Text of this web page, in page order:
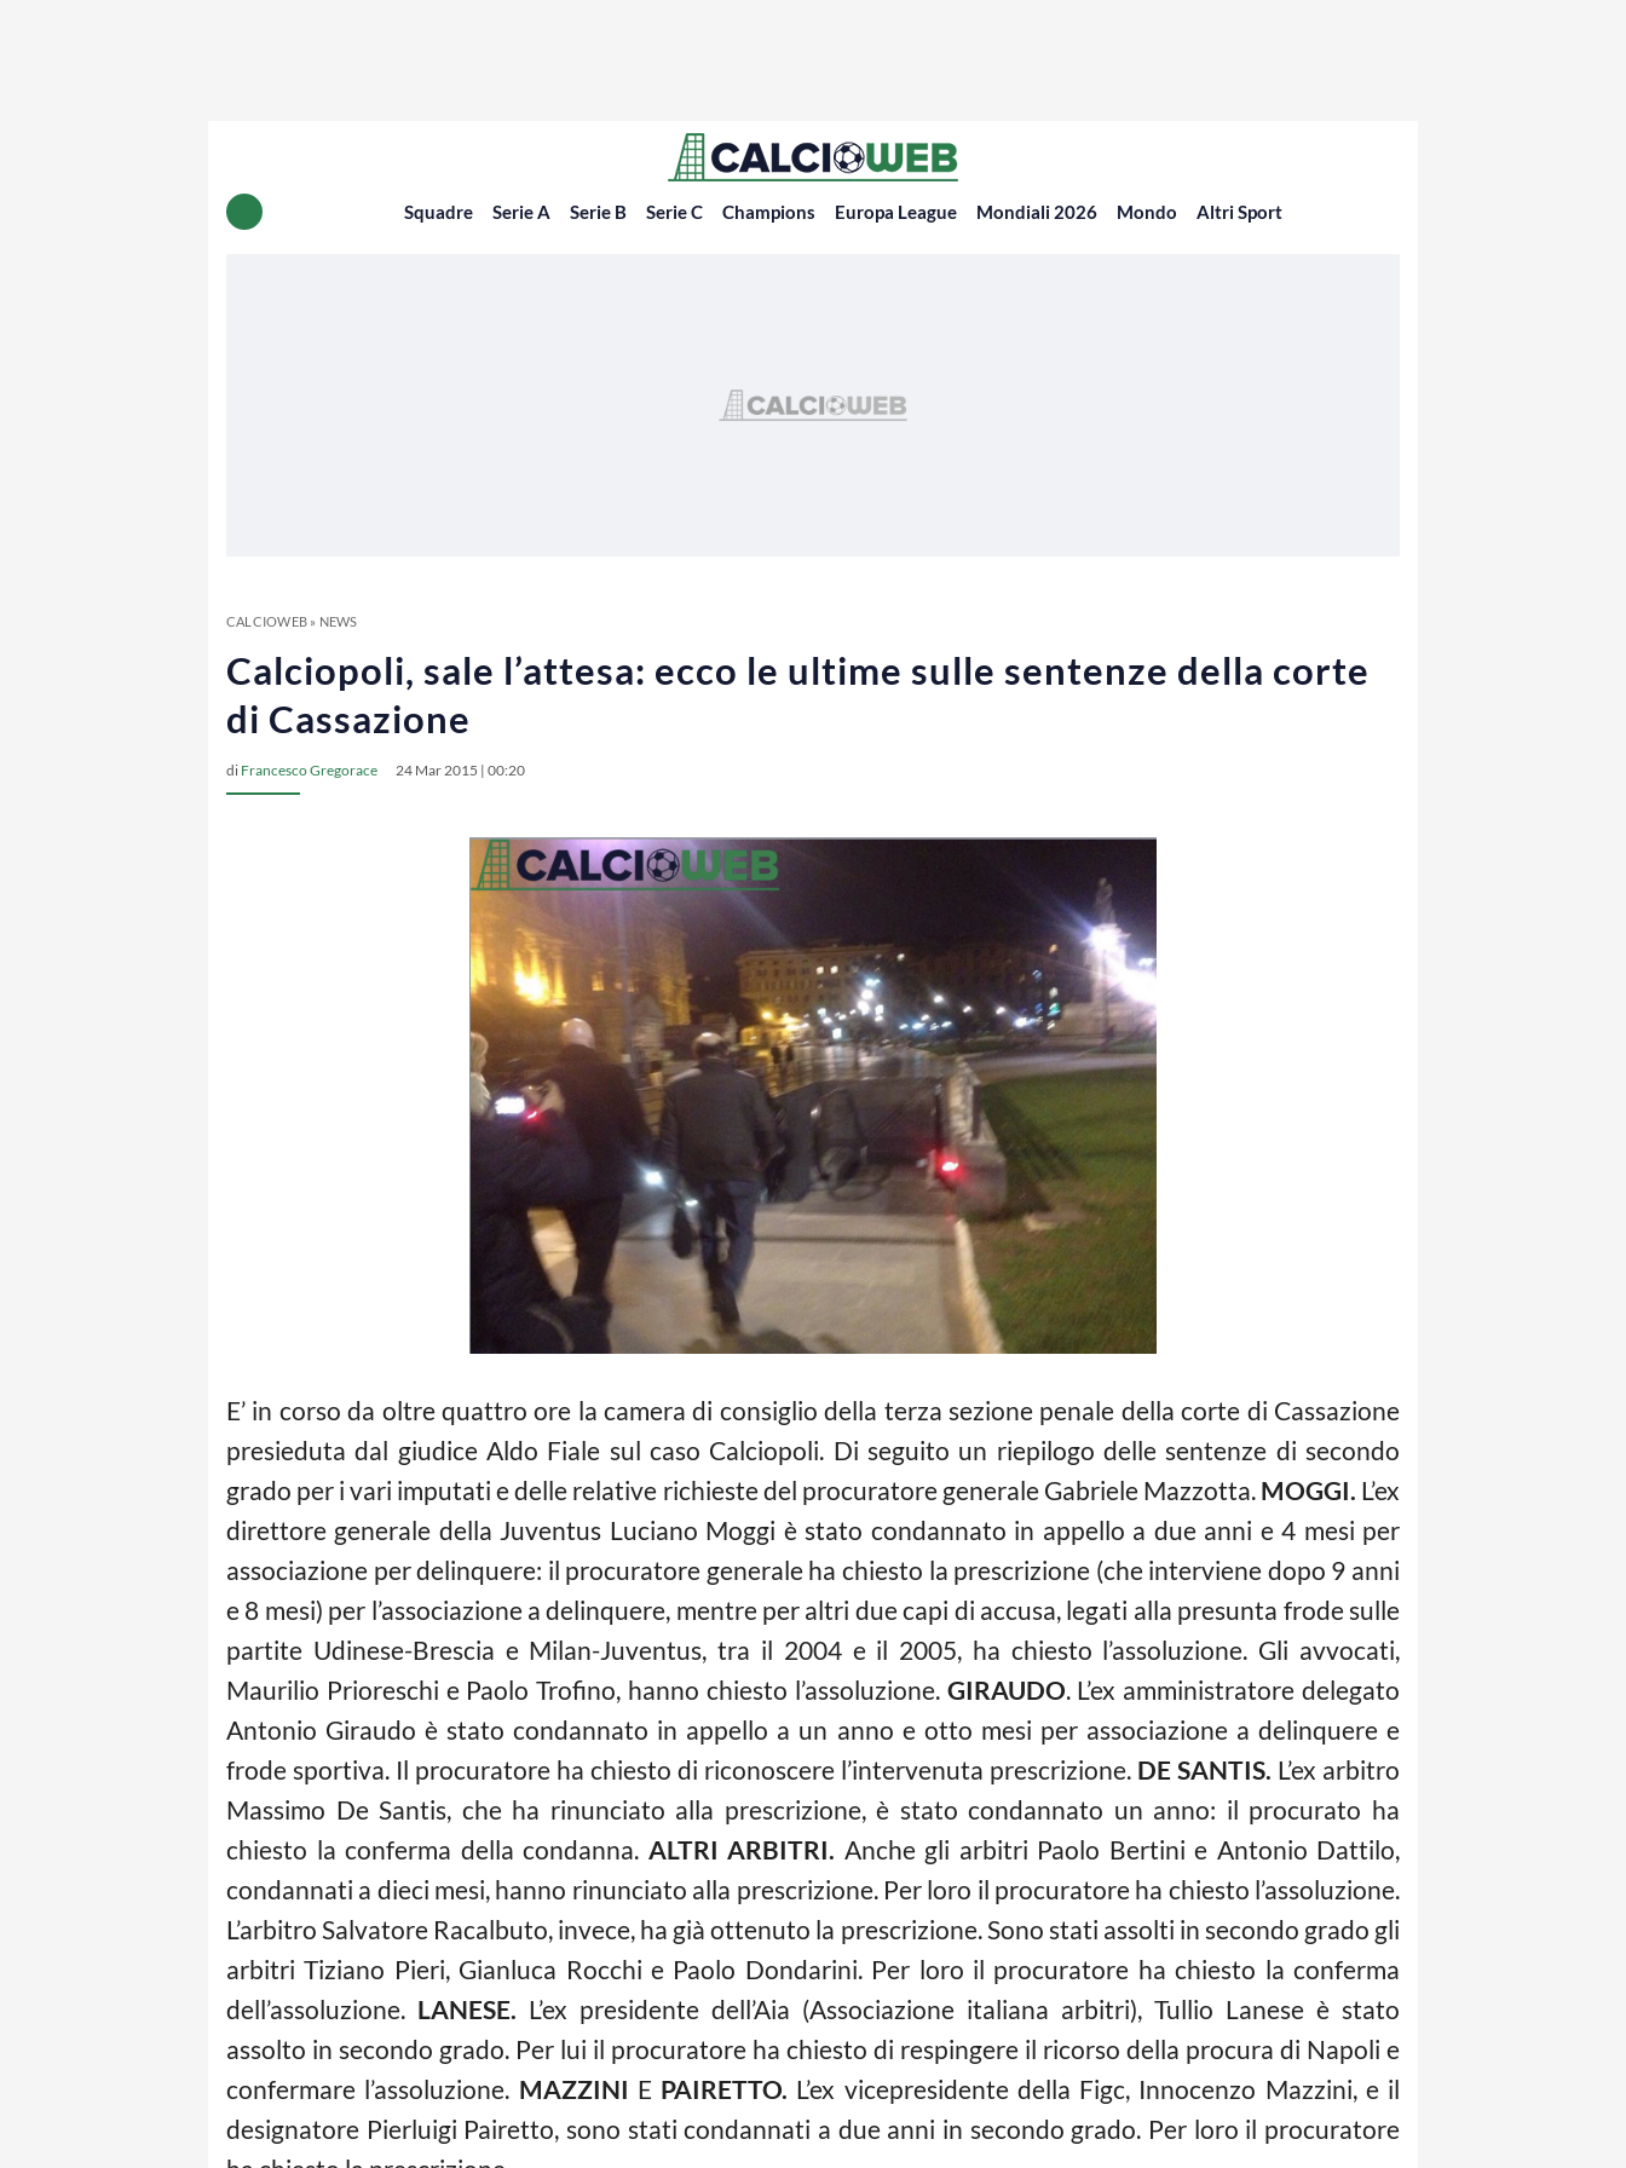
Squadre Serie A Serie B Serie C Champions Europa League Mondiali 2026 Mondo Altri Sport
CALCIOWEB» NEWS
Calciopoli, sale l’attesa: ecco le ultime sulle sentenze della corte
di Cassazione
di Francesco Gregorace 24 Mar 2015 | 00:20
E’ in corso da oltre quattro ore la camera di consiglio della terza sezione penale della corte di Cassazione
presieduta dal giudice Aldo Fiale sul caso Calciopoli. Di seguito un riepilogo delle sentenze di secondo
grado per i vari imputati e delle relative richieste del procuratore generale Gabriele Mazzotta. MOGGI. L’ex
direttore generale della Juventus Luciano Moggi è stato condannato in appello a due anni e 4 mesi per
associazione per delinquere: il procuratore generale ha chiesto la prescrizione (che interviene dopo 9 anni
e 8 mesi) per l’associazione a delinquere, mentre per altri due capi di accusa, legati alla presunta frode sulle
partite Udinese-Brescia e Milan-Juventus, tra il 2004 e il 2005, ha chiesto l’assoluzione. Gli avvocati,
Maurilio Prioreschi e Paolo Trofino, hanno chiesto l’assoluzione. GIRAUDO. L’ex amministratore delegato
Antonio Giraudo è stato condannato in appello a un anno e otto mesi per associazione a delinquere e
frode sportiva. Il procuratore ha chiesto di riconoscere l’intervenuta prescrizione. DE SANTIS. L’ex arbitro
Massimo De Santis, che ha rinunciato alla prescrizione, è stato condannato un anno: il procurato ha
chiesto la conferma della condanna. ALTRI ARBITRI. Anche gli arbitri Paolo Bertini e Antonio Dattilo,
condannati a dieci mesi, hanno rinunciato alla prescrizione. Per loro il procuratore ha chiesto l’assoluzione.
L’arbitro Salvatore Racalbuto, invece, ha già ottenuto la prescrizione. Sono stati assolti in secondo grado gli
arbitri Tiziano Pieri, Gianluca Rocchi e Paolo Dondarini. Per loro il procuratore ha chiesto la conferma
dell’assoluzione. LANESE. L’ex presidente dell’Aia (Associazione italiana arbitri), Tullio Lanese è stato
assolto in secondo grado. Per lui il procuratore ha chiesto di respingere il ricorso della procura di Napoli e
confermare l’assoluzione. MAZZINI E PAIRETTO. L’ex vicepresidente della Figc, Innocenzo Mazzini, e il
designatore Pierluigi Pairetto, sono stati condannati a due anni in secondo grado. Per loro il procuratore